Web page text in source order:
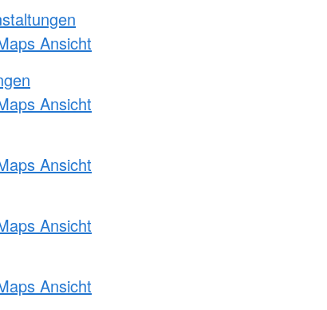
Ansicht
Ansicht
Ansicht
Ansicht
Ansicht